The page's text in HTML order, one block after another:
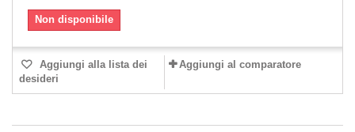
Non disponibile
Aggiungi alla lista dei
desideri
Aggiungi al comparatore